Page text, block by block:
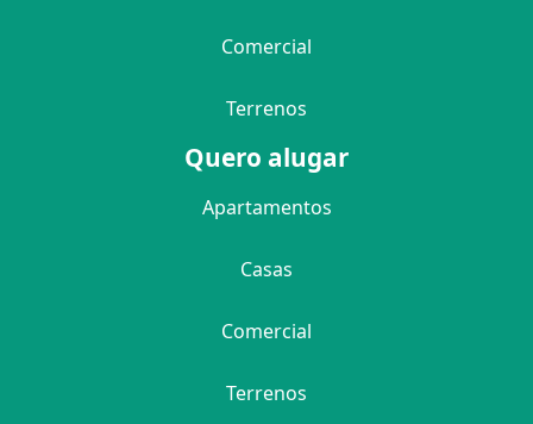
Comercial
Terrenos
Quero alugar
Apartamentos
Casas
Comercial
Terrenos